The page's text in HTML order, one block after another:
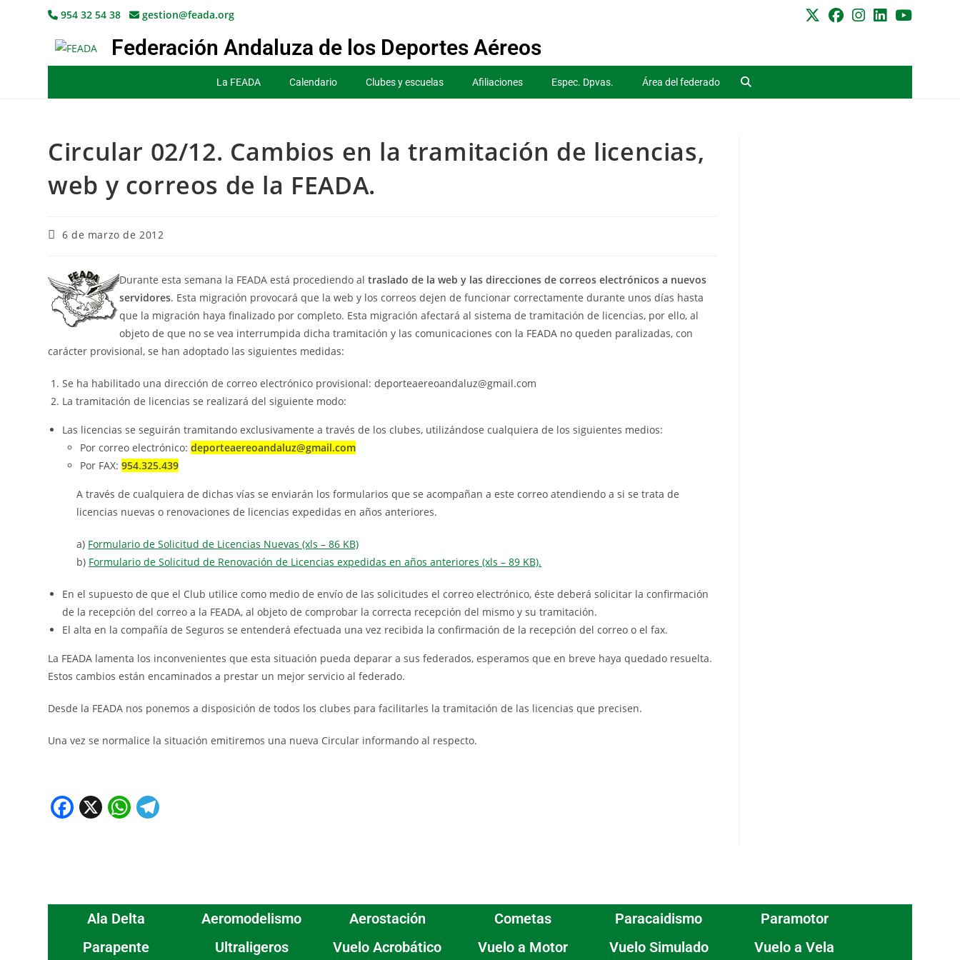
954 32 54 38 gestion@feada.org
Federación Andaluza de los Deportes Aéreos
La FEADA Calendario Clubes y escuelas Afiliaciones Espec. Dpvas. Área del federado
Circular 02/12. Cambios en la tramitación de licencias,
web y correos de la FEADA.
6 de marzo de 2012
Durante esta semana la FEADA está procediendo altraslado de la web y las direcciones de correos electrónicos a nuevos
servidores. Esta migración provocará que la web y los correos dejen de funcionar correctamente durante unos días hasta
que la migración haya finalizado por completo. Esta migración afectará al sistema de tramitación de licencias, por ello, al
objeto de que no se vea interrumpida dicha tramitación y las comunicaciones con la FEADA no queden paralizadas, con
carácter provisional, se han adoptado las siguientes medidas:
Se ha habilitado una dirección de correo electrónico provisional: deporteaereoandaluz@gmail.com
La tramitación de licencias se realizará del siguiente modo:
Las licencias se seguirán tramitando exclusivamente a través de los clubes, utilizándose cualquiera de los siguientes medios:
Por correo electrónico:deporteaereoandaluz@gmail.com
Por FAX:954.325.439
A través de cualquiera de dichas vías se enviarán los formularios que se acompañan a este correo atendiendo a si se trata de
licencias nuevas o renovaciones de licencias expedidas en años anteriores.
a) Formulario de Solicitud de Licencias Nuevas (xls – 86 KB)
b) Formulario de Solicitud de Renovación de Licencias expedidas en años anteriores (xls – 89 KB).
En el supuesto de que el Club utilice como medio de envío de las solicitudes el correo electrónico, éste deberá solicitar la confirmación
de la recepción del correo a la FEADA, al objeto de comprobar la correcta recepción del mismo y su tramitación.
El alta en la compañía de Seguros se entenderá efectuada una vez recibida la confirmación de la recepción del correo o el fax.
La FEADA lamenta los inconvenientes que esta situación pueda deparar a sus federados, esperamos que en breve haya quedado resuelta.
Estos cambios están encaminados a prestar un mejor servicio al federado.
Desde la FEADA nos ponemos a disposición de todos los clubes para facilitarles la tramitación de las licencias que precisen.
Una vez se normalice la situación emitiremos una nueva Circular informando al respecto.
F
b
o
o
X W
A
p
p
a
Ala Delta Aeromodelismo Aerostación Cometas Paracaidismo
Paramotor
Parapente
Ultraligeros Vuelo Acrobático Vuelo a Motor Vuelo Simulado Vuelo a Vela